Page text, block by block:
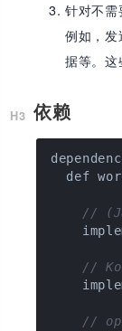
针对不需
例如，
据等。这
依赖
def
//
//
//